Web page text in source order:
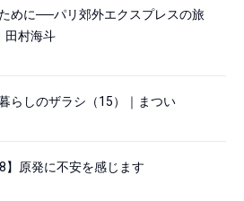
めに──パリ郊外エクスプレスの旅
田村海斗
らしのザラシ（15）｜まつい
】原発に不安を感じます